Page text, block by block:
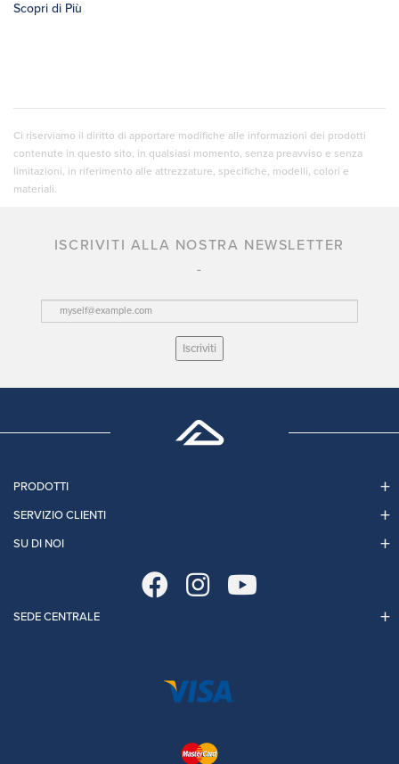
Scopri di Più
Ci riserviamo il diritto di apportare modifiche alle informazioni dei prodotti
contenute in questo sito, in qualsiasi momento, senza preavviso e senza
limitazioni, in riferimento alle attrezzature, specifiche, modelli, colori e
materiali.
ISCRIVITI ALLA NOSTRA NEWSLETTER
Iscriviti
PRODOTTI
SERVIZIO CLIENTI
SU DI NOI
SEDE CENTRALE